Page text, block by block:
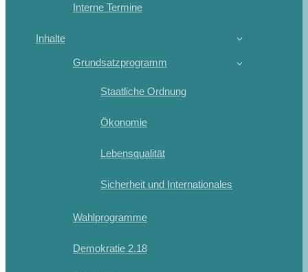
Interne Termine
Inhalte
Grundsatzprogramm
Staatliche Ordnung
Ökonomie
Lebensqualität
Sicherheit und Internationales
Wahlprogramme
Demokratie 2.18